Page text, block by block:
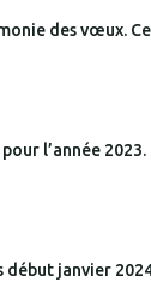
des vœux. Ce
l’année 2023.
janvier